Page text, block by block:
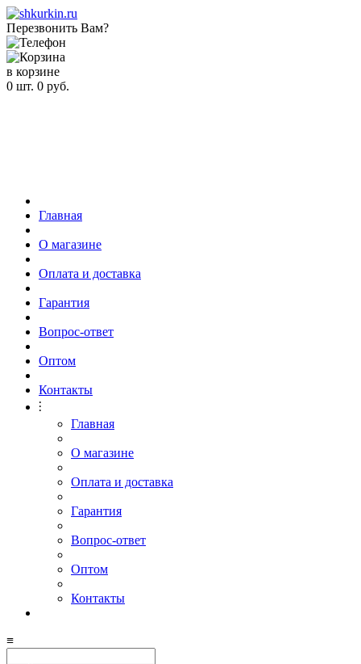
Перезвонить Вам?
в корзине
0 шт. 0 руб.
Главная
О магазине
Оплата и доставка
Гарантия
Вопрос-ответ
Оптом
Контакты
⫶
Главная
О магазине
Оплата и доставка
Гарантия
Вопрос-ответ
Оптом
Контакты
≡